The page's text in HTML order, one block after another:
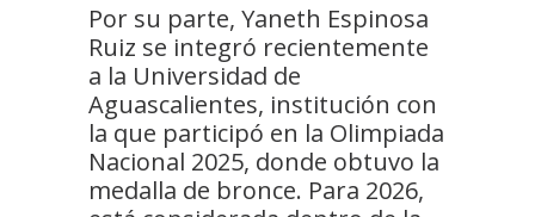
Por su parte, Yaneth Espinosa
Ruiz se integró recientemente
a la Universidad de
Aguascalientes, institución con
la que participó en la Olimpiada
Nacional 2025, donde obtuvo la
medalla de bronce. Para 2026,